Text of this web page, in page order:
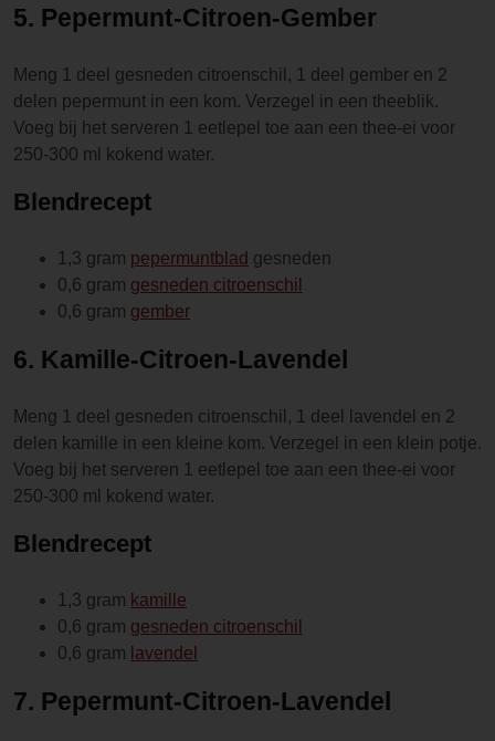
5. Pepermunt-Citroen-Gember
Meng 1 deel gesneden citroenschil, 1 deel gember en 2
delen pepermunt in een kom. Verzegel in een theeblik.
Voeg bij het serveren 1 eetlepel toe aan een thee-ei voor
250-300 ml kokend water.
Blendrecept
1,3 gram pepermuntblad gesneden
0,6 gram gesneden citroenschil
0,6 gram gember
6. Kamille-Citroen-Lavendel
Meng 1 deel gesneden citroenschil, 1 deel lavendel en 2
delen kamille in een kleine kom. Verzegel in een klein potje.
Voeg bij het serveren 1 eetlepel toe aan een thee-ei voor
250-300 ml kokend water.
Blendrecept
1,3 gram kamille
0,6 gram gesneden citroenschil
0,6 gram lavendel
7. Pepermunt-Citroen-Lavendel